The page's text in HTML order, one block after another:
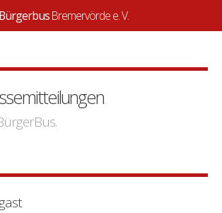
BürgerbusBremervörde e. V.